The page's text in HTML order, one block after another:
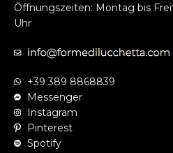
Öffnungszeiten: Montag bis
Uhr
+39 389 8868839
Messenger
Instagram
Pinterest
Spotify